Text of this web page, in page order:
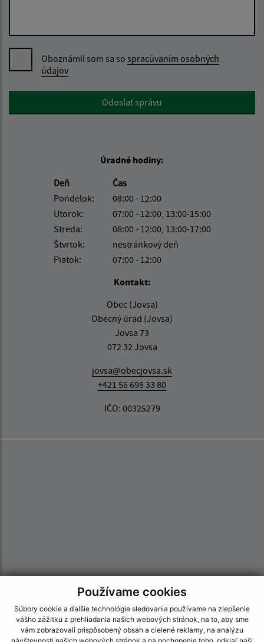
Používame cookies
Súbory cookie a ďalšie technológie sledovania používame na zlepšenie
vášho zážitku z prehliadania našich webových stránok, na to, aby sme
vám zobrazovali prispôsobený obsah a cielené reklamy, na analýzu
Oboznámil som sa so spracúvaním osobných
údajov
Google reCaptcha ResponseOdoslať správu
Úradné hodiny:
Deň
Čas
Pondelok:
08:00 - 12:00
Utorok:
07:00 - 12:00, 13:00-15:00
Streda:
08:00 - 12:00, 13:00-17:00
Štvrtok:
nestránkový deň
Piatok:
07:00 - 12:00
Kontakt:
Obec (Jovsa)
Obecný úrad (Jovsa)
Jovsa 73
072 32 Jovsa
jovsa@obecjovsa.sk
+421 56 698 33 80
IČO: 00325279
Informácie o stránke: